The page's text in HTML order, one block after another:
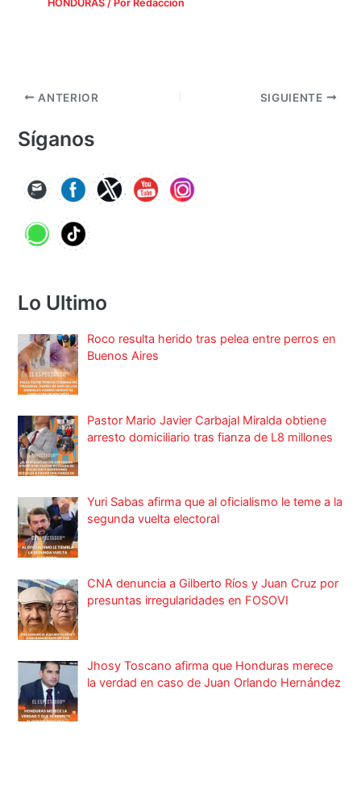
HONDURAS/ Por Redacción
ANTERIOR SIGUIENTE
Síganos
Lo Ultimo
Roco resulta herido tras pelea entre perros en
Buenos Aires
Pastor Mario Javier Carbajal Miralda obtiene
arresto domiciliario tras fianza de L8 millones
Yuri Sabas afirma que al oficialismo le teme a la
segunda vuelta electoral
CNA denuncia a Gilberto Ríos y Juan Cruz por
presuntas irregularidades en FOSOVI
Jhosy Toscano afirma que Honduras merece
la verdad en caso de Juan Orlando Hernández